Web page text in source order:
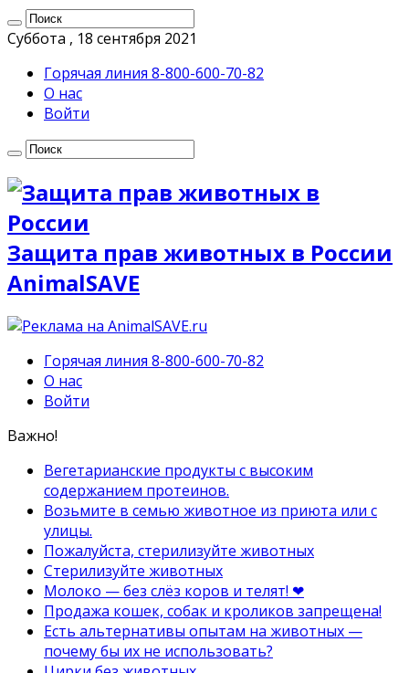
Суббота , 18 сентября 2021
Горячая линия 8-800-600-70-82
О нас
Войти
Защита прав животных в России
AnimalSAVE
Горячая линия 8-800-600-70-82
О нас
Войти
Важно!
Вегетарианские продукты с высоким
содержанием протеинов.
Возьмите в семью животное из приюта или с
улицы.
Пожалуйста, стерилизуйте животных
Стерилизуйте животных
Молоко — без слёз коров и телят! ❤
Продажа кошек, собак и кроликов запрещена!
Есть альтернативы опытам на животных —
почему бы их не использовать?